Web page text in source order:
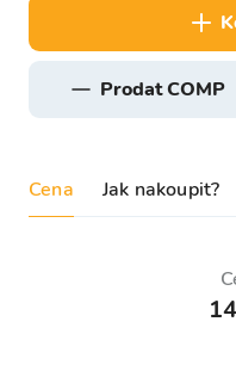
prodat COMP
Cena Jak nakoupit?